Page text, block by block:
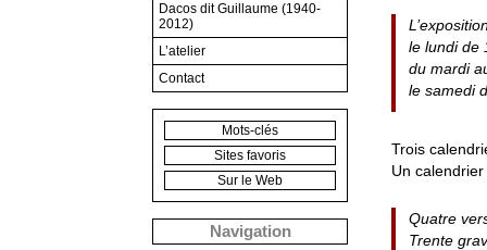
le lundi de
du mardi
le samedi
Trois
Un
Quatre
Trente
Dacos dit Guillaume (1940-
2012)
L’atelier
Contact
Mots-clés
Sites favoris
Sur le Web
Navigation